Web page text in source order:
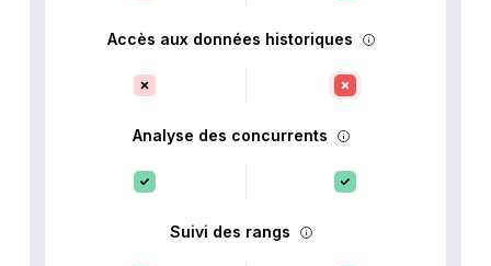
Accès aux données historiques
Analyse des concurrents
Suivi des rangs